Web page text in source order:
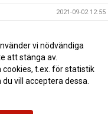
2021-09-02 12:55
2021-05-03 10:20
2021-01-26 11:30
vi nödvändiga
att stänga av.
cookies, t.ex. för statistik
vill acceptera dessa.